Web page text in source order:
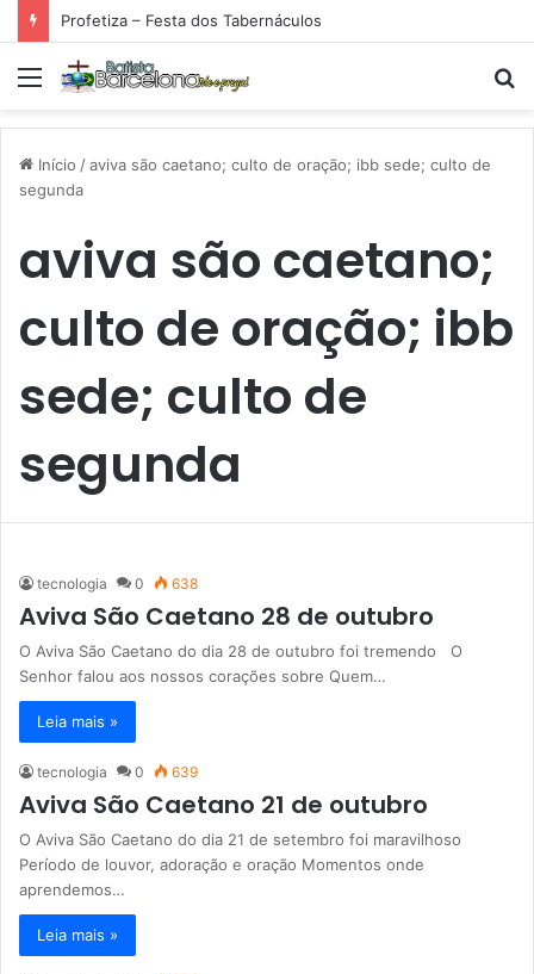
Profetiza – Festa dos Tabernáculos
Menu
Início /aviva são caetano; culto de oração; ibb sede; culto de
segunda
aviva são caetano;
culto de oração; ibb
sede; culto de
segunda
tecnologia 0 638
Aviva São Caetano 28 de outubro
O Aviva São Caetano do dia 28 de outubro foi tremendo O
Senhor falou aos nossos corações sobre Quem…
Leia mais »
tecnologia 0 639
Aviva São Caetano 21 de outubro
O Aviva São Caetano do dia 21 de setembro foi maravilhoso
Período de louvor, adoração e oração Momentos onde
aprendemos…
Leia mais »